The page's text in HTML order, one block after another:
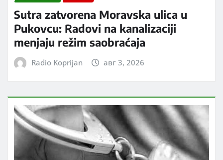
Sutra zatvorena Moravska ulica u
Pukovcu: Radovi na kanalizaciji
menjaju režim saobraćaja
Radio Koprijan авг 3, 2026